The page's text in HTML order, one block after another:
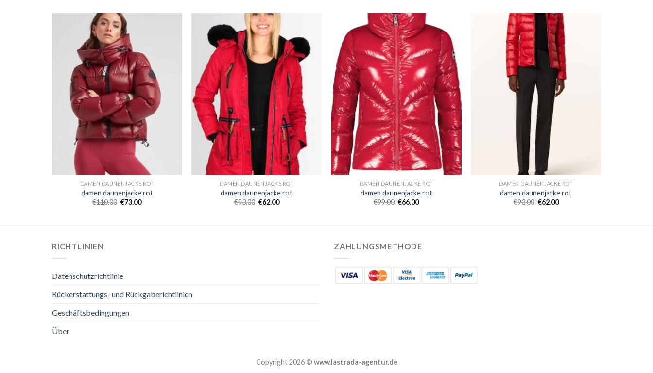
DAMEN DAUNENJACKE ROT
damen daunenjacke rot
€110.00 €73.00
DAMEN DAUNENJACKE ROT
damen daunenjacke rot
€93.00 €62.00
DAMEN DAUNENJACKE ROT
damen daunenjacke rot
€99.00 €66.00
DAMEN DAUNENJACKE ROT
damen daunenjacke rot
€93.00 €62.00
RICHTLINIEN
Datenschutzrichtlinie
Rückerstattungs- und Rückgaberichtlinien
Geschäftsbedingungen
Über
ZAHLUNGSMETHODE
Copyright 2026 © www.lastrada-agentur.de